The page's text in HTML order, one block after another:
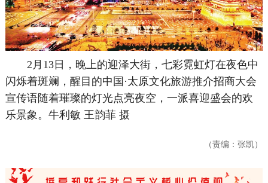
2月13日，晚上的迎泽大街，七彩霓虹灯在夜色中
闪烁着斑斓，醒目的中国·太原文化旅游推介招商大会
宣传语随着璀璨的灯光点亮夜空，一派喜迎盛会的欢
乐景象。 牛利敏 王韵菲 摄
（责编：张凯）